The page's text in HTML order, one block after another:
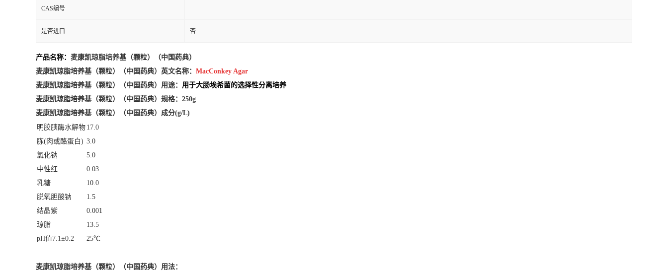
CAS编号
是否进口 否
产品名称： 麦康凯琼脂培养基（颗粒）（中国药典）
麦康凯琼脂培养基（颗粒）（中国药典）英文名称： MacConkey Agar
麦康凯琼脂培养基（颗粒）（中国药典）用途： 用于大肠埃希菌的选择性分离培养
麦康凯琼脂培养基（颗粒）（中国药典） 规格：250g
麦康凯琼脂培养基（颗粒）（中国药典） 成分(g/L)
明胶胰酶水解物 17.0
胨(肉或酪蛋白) 3.0
氯化钠
5.0
中性红
0.03
乳糖
10.0
脱氧胆酸钠
1.5
结晶紫
0.001
琼脂
13.5
pH值7.1 ±0.2 25℃
麦康凯琼脂培养基（颗粒）（中国药典） 用法：